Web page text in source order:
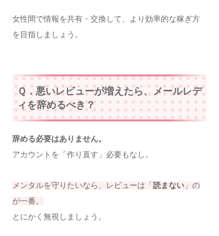
女性間で情報を共有・交換して、より効率的な稼ぎ方
を目指しましょう。
Ｑ．悪いレビューが増えたら、メールレデ
ィを辞めるべき？
辞める必要はありません。
アカウントを「作り直す」必要もなし。
メンタルを守りたいなら、レビューは「 読まない」の
が一番。
とにかく無視しましょう。